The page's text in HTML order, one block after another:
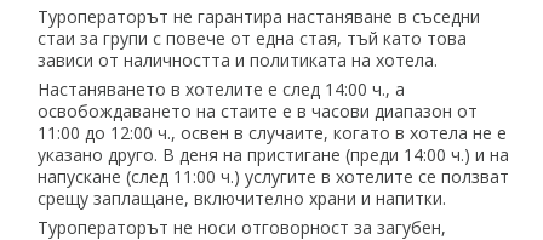
Туроператорът не гарантира настаняване в съседни
стаи за групи с повече от една стая, тъй като това
зависи от наличността и политиката на хотела.
Настаняването в хотелите е след 14:00 ч., а
освобождаването на стаите е в часови диапазон от
11:00 до 12:00 ч., освен в случаите, когато в хотела не е
указано друго. В деня на пристигане (преди 14:00 ч.) и на
напускане (след 11:00 ч.) услугите в хотелите се ползват
срещу заплащане, включително храни и напитки.
Туроператорът не носи отговорност за загубен,